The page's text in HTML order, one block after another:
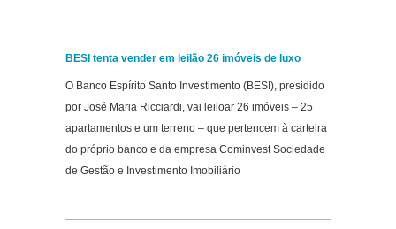
BESI tenta vender em leilão 26 imóveis de luxo
O Banco Espírito Santo Investimento (BESI), presidido
por José Maria Ricciardi, vai leiloar 26 imóveis – 25
apartamentos e um terreno – que pertencem à carteira
do próprio banco e da empresa Cominvest Sociedade
de Gestão e Investimento Imobiliário